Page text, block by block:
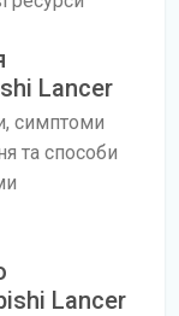
Lancer
симптоми
та способи
Lancer